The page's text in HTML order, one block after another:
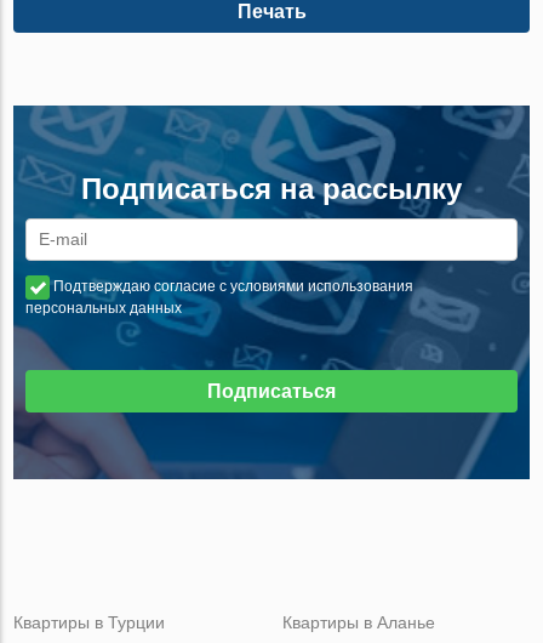
Печать
Подписаться на рассылку
Подтверждаю согласие с условиями использования
персональных данных
Подписаться
Квартиры в Турции
Квартиры в Аланье